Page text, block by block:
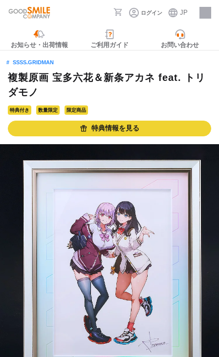
ログイン JP
採用情報
お知らせ・出荷情報 ご利用ガイド お問い合わせ
SSSS.GRIDMAN
複製原画 宝多六花＆新条アカネ feat. トリ
ダモノ
特典付き 数量限定 限定商品
特典情報を見る